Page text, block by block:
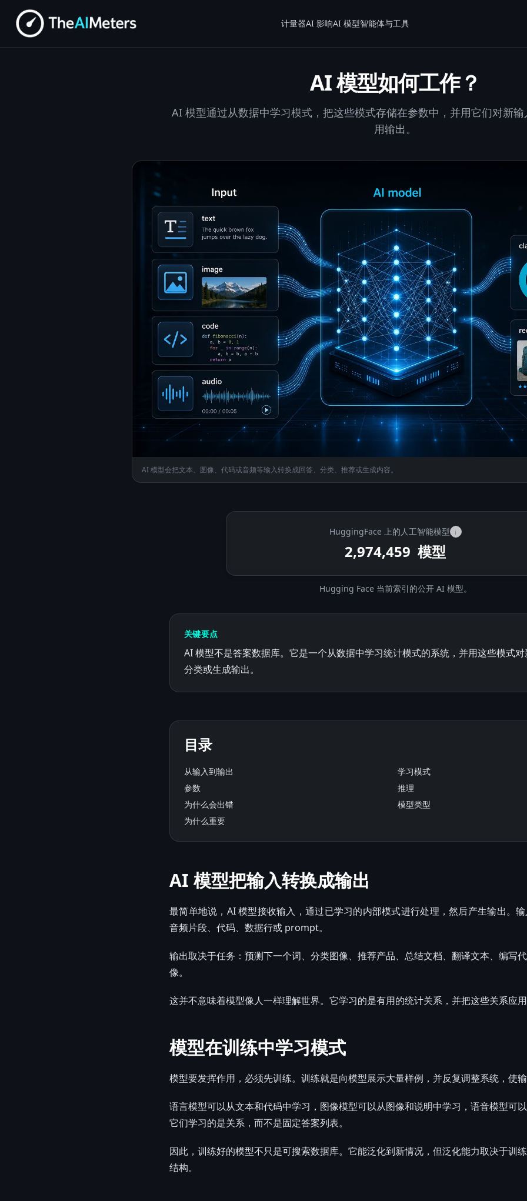
计量器AI 影响AI 模型智能体与工具
AI 模型如何工作？
AI 模型通过从数据中学习模式，把这些模式存储在参数中，并用它们对新
用输出。
AI 模型会把文本、图像、代码或音频等输入转换成回答、分类、推荐或生成内容。
HuggingFace 上的人工智能模型 i
2,974,459 模型
Hugging Face 当前索引的公开 AI 模型。
关键要点
AI 模型不是答案数据库。它是一个从数据中学习统计模式的系统，并用这些模式
分类或生成输出。
目录
从输入到输出
学习模式
参数
推理
为什么会出错
模型类型
为什么重要
AI 模型把输入转换成输出
最简单地说，AI 模型接收输入，通过已学习的内部模式进行处理，然后产生输出。
音频片段、代码、数据行或 prompt。
输出取决于任务：预测下一个词、分类图像、推荐产品、总结文档、翻译文本、编写
像。
这并不意味着模型像人一样理解世界。它学习的是有用的统计关系，并把这些关系应
模型在训练中学习模式
模型要发挥作用，必须先训练。训练就是向模型展示大量样例，并反复调整系统，使
语言模型可以从文本和代码中学习，图像模型可以从图像和说明中学习，语音模型可
它们学习的是关系，而不是固定答案列表。
因此，训练好的模型不只是可搜索数据库。它能泛化到新情况，但泛化能力取决于训
结构。